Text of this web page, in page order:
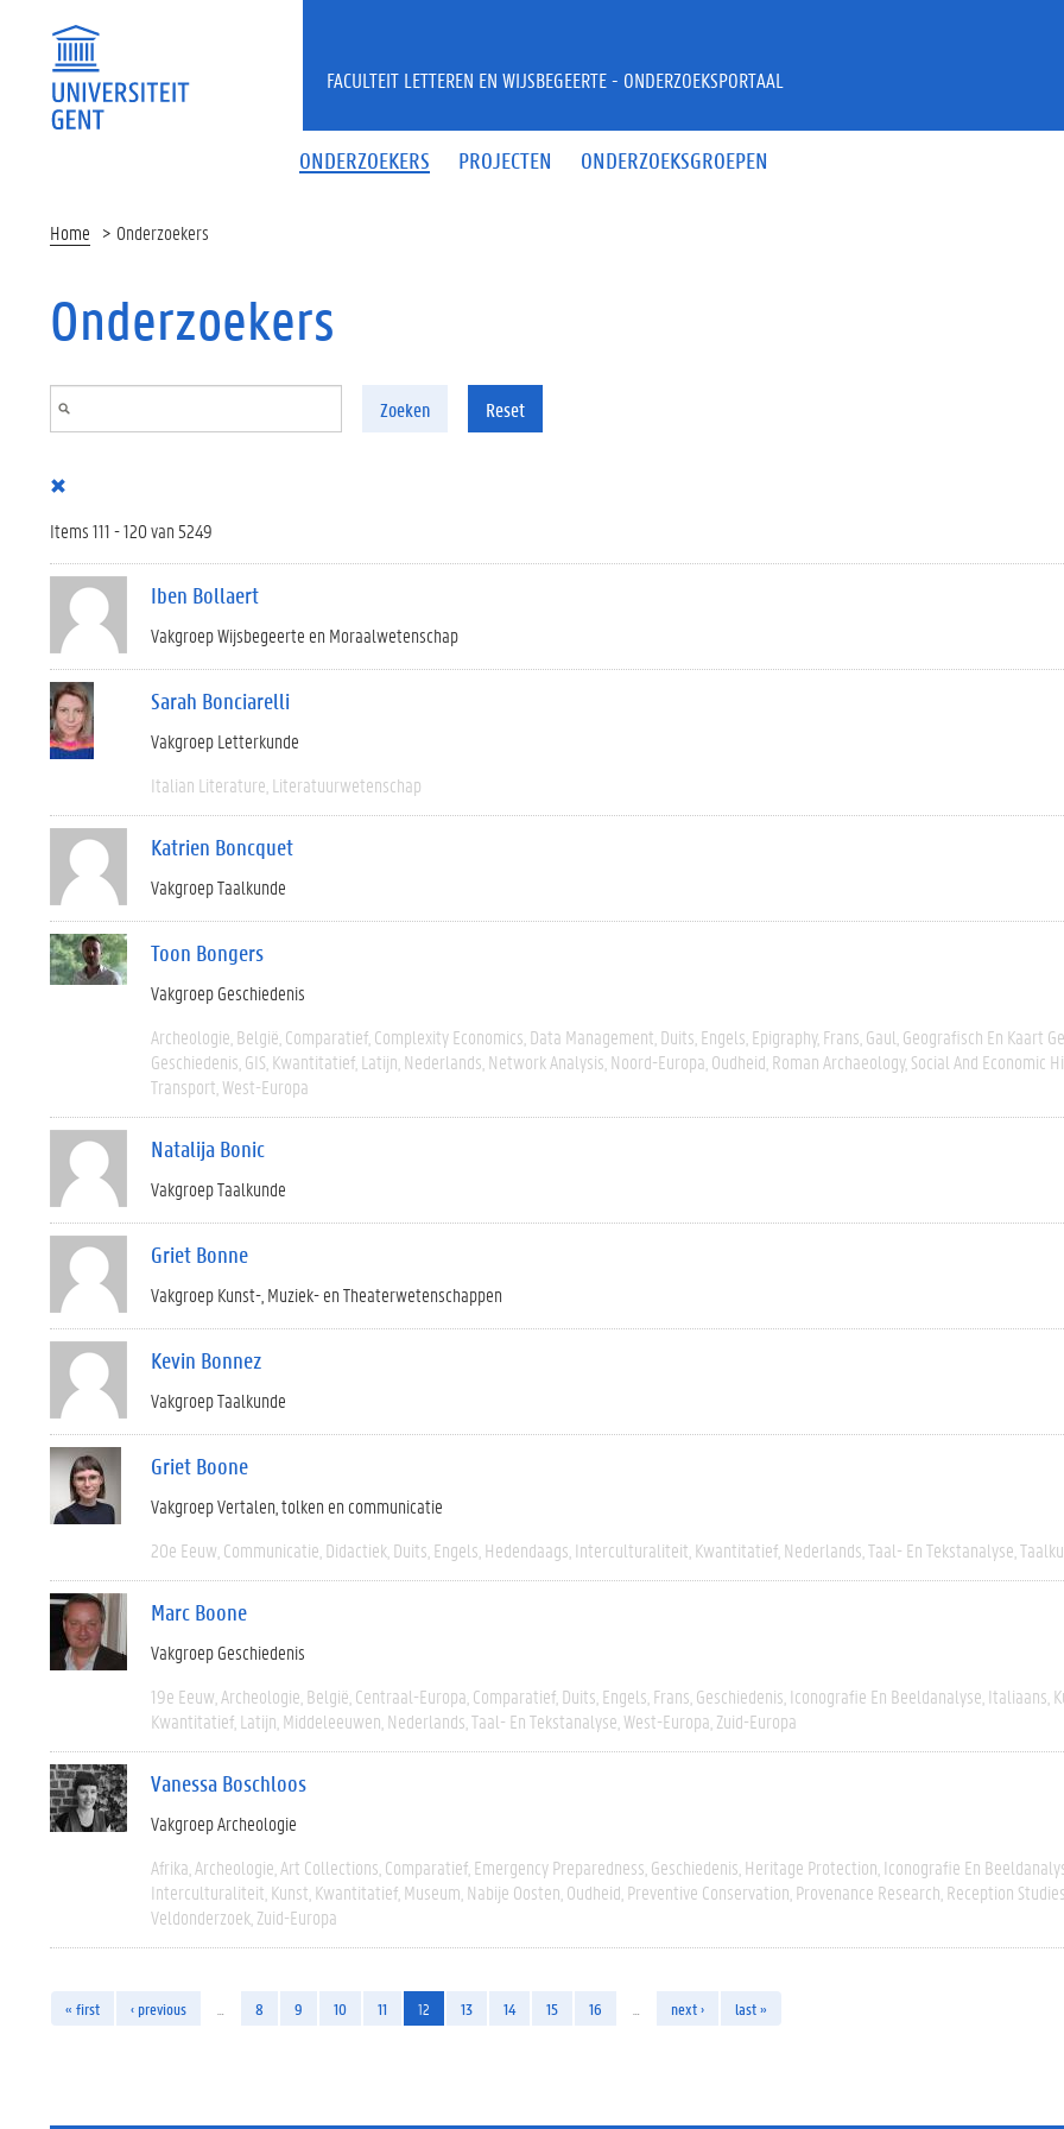
ONDERZOEKERS PROJECTEN ONDERZOEKSGROEPEN
FACULTEIT LETTEREN EN WIJSBEGEERTE - ONDERZOEKSPORTAAL
Home Onderzoekers
Onderzoekers
Zoeken Reset
Items 111 - 120 van 5249
Iben Bollaert
Vakgroep Wijsbegeerte en Moraalwetenschap
Sarah Bonciarelli
Vakgroep Letterkunde
Italian Literature Literatuurwetenschap
Katrien Boncquet
Vakgroep Taalkunde
Toon Bongers
Vakgroep Geschiedenis
Archeologie België Comparatief Complexity Economics Data Management Duits Engels Epigraphy Frans Gaul Geografisch En Kaart
Geschiedenis GIS Kwantitatief Latijn Nederlands Network Analysis Noord-Europa Oudheid Roman Archaeology Social And Economic
Transport West-Europa
Natalija Bonic
Vakgroep Taalkunde
Griet Bonne
Vakgroep Kunst-, Muziek- en Theaterwetenschappen
Kevin Bonnez
Vakgroep Taalkunde
Griet Boone
Vakgroep Vertalen, tolken en communicatie
20e Eeuw Communicatie Didactiek Duits Engels Hedendaags Interculturaliteit Kwantitatief Nederlands Taal- En Tekstanalyse
Marc Boone
Vakgroep Geschiedenis
19e Eeuw Archeologie België Centraal-Europa Comparatief Duits Engels Frans Geschiedenis Iconografie En Beeldanalyse Italiaans
Kwantitatief Latijn Middeleeuwen Nederlands Taal- En Tekstanalyse West-Europa Zuid-Europa
Vanessa Boschloos
Vakgroep Archeologie
Afrika Archeologie Art Collections Comparatief Emergency Preparedness Geschiedenis Heritage Protection Iconografie En
Interculturaliteit Kunst Kwantitatief Museum Nabije Oosten Oudheid Preventive Conservation Provenance Research Reception
Veldonderzoek Zuid-Europa
« first ‹ previous 8 9 10 11 12 13 14 15 16 next › last »